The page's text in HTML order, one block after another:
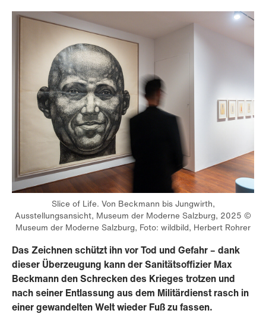
Slice of Life. Von Beckmann bis Jungwirth,
Ausstellungsansicht, Museum der Moderne Salzburg, 2025 ©
Museum der Moderne Salzburg, Foto: wildbild, Herbert Rohrer
Das Zeichnen schützt ihn vor Tod und Gefahr – dank
dieser Überzeugung kann der Sanitätsoffizier Max
Beckmann den Schrecken des Krieges trotzen und
nach seiner Entlassung aus dem Militärdienst rasch in
einer gewandelten Welt wieder Fuß zu fassen.